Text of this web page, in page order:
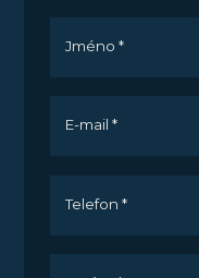
Jméno *
E-mail *
Telefon *